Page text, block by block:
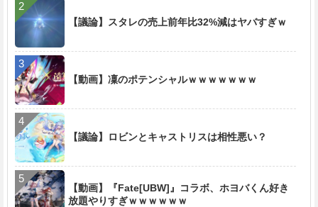
【議論】スタレの売上前年比32%減はヤバすぎｗ
【動画】凜のポテンシャルｗｗｗｗｗｗｗ
【議論】ロビンとキャストリスは相性悪い？
【動画】『Fate[UBW]』コラボ、ホヨバくん好き
放題やりすぎｗｗｗｗｗｗ